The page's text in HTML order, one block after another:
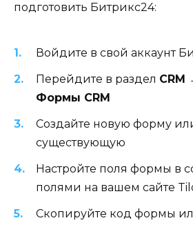
подготовить Битрикс24:
Войдите в свой аккаунт
Перейдите в раздел CRM
Формы CRM
Создайте новую форму
существующую
Настройте поля формы в
полями на вашем сайте
Скопируйте код формы